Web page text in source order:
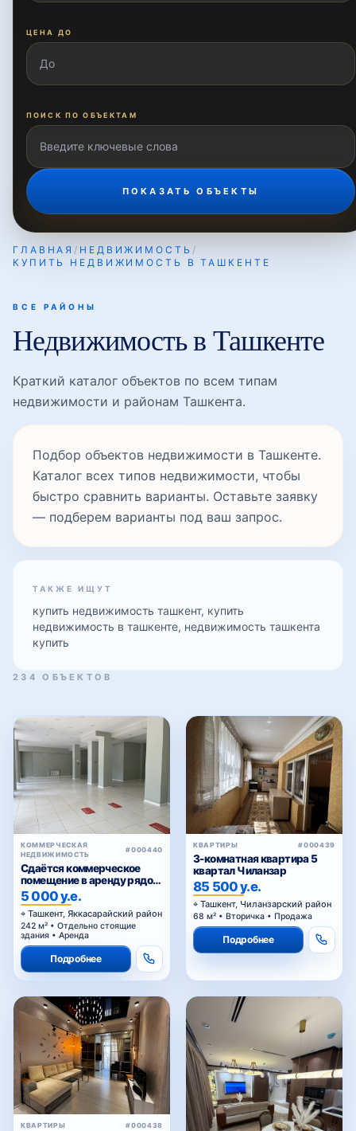
ЦЕНА ДО
ПОИСК ПО ОБЪЕКТАМ
ПОКАЗАТЬ ОБЪЕКТЫ
ГЛАВНАЯ / НЕДВИЖИМОСТЬ /
КУПИТЬ НЕДВИЖИМОСТЬ В ТАШКЕНТЕ
ВСЕ РАЙОНЫ
Недвижимость в Ташкенте
Краткий каталог объектов по всем типам
недвижимости и районам Ташкента.
Подбор объектов недвижимости в Ташкенте.
Каталог всех типов недвижимости, чтобы
быстро сравнить варианты. Оставьте заявку
— подберем варианты под ваш запрос.
ТАКЖЕ ИЩУТ
купить недвижимость ташкент, купить
недвижимость в ташкенте, недвижимость ташкента
купить
234 ОБЪЕКТОВ
КОММЕРЧЕСКАЯ
НЕДВИЖИМОСТЬ
#000440
Сдаётся коммерческое
помещение в аренду рядом
Голубые купола
5 000 у.е.
Ташкент, Яккасарайский район
242 м² • Отдельно стоящие
здания • Аренда
Подробнее
КВАРТИРЫ #000439
3-комнатная квартира 5
квартал Чиланзар
85 500 у.е.
Ташкент, Чиланзарский район
68 м² • Вторичка • Продажа
Подробнее
КВАРТИРЫ #000438